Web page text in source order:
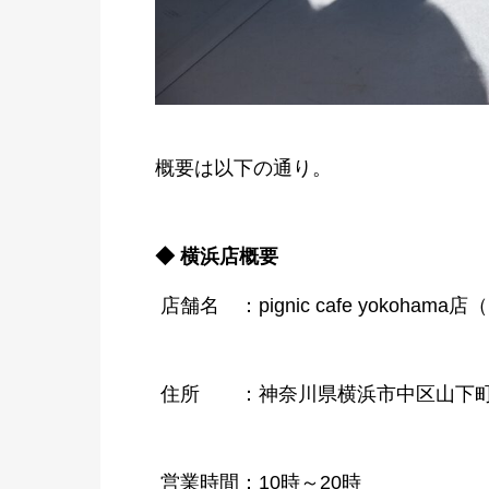
概要は以下の通り。
◆ 横浜店概要
店舗名 ：pignic cafe yokohama店
住所 ：神奈川県横浜市中区山下
営業時間：10時～20時